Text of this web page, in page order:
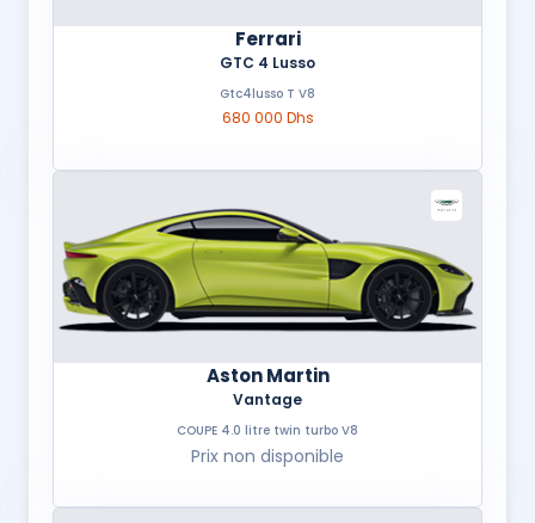
Ferrari
GTC 4 Lusso
Gtc4lusso T V8
680 000 Dhs
Aston Martin
Vantage
COUPE 4.0 litre twin turbo V8
Prix non disponible